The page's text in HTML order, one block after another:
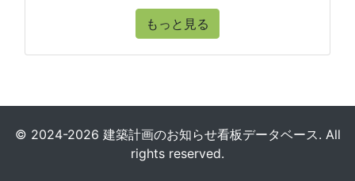
もっと見る
© 2024-2026 建築計画のお知らせ看板データベース. All
rights reserved.